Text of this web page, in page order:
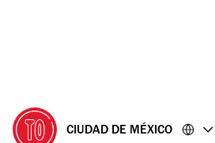
CIUDAD DE MÉXICO